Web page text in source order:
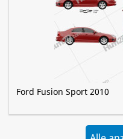
Ford Fusion Sport 2010